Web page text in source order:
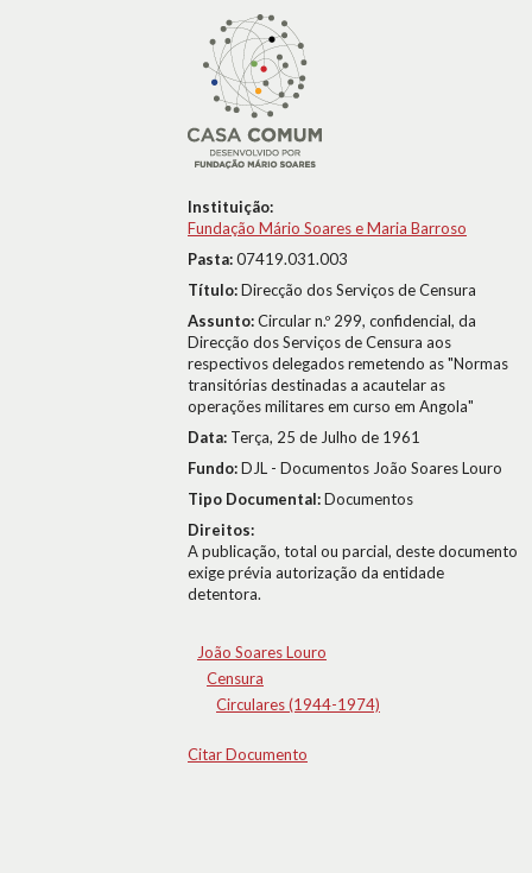
Instituição:
Fundação Mário Soares e Maria Barroso
Pasta:07419.031.003
Título:Direcção dos Serviços de Censura
Assunto:Circular n.º 299, confidencial, da
Direcção dos Serviços de Censura aos
respectivos delegados remetendo as "Normas
transitórias destinadas a acautelar as
operações militares em curso em Angola"
Data: Terça, 25 de Julho de 1961
Fundo:DJL - Documentos João Soares Louro
Tipo Documental:Documentos
Direitos:
A publicação, total ou parcial, deste documento
exige prévia autorização da entidade
detentora.
João Soares Louro
Censura
Circulares (1944-1974)
Citar Documento